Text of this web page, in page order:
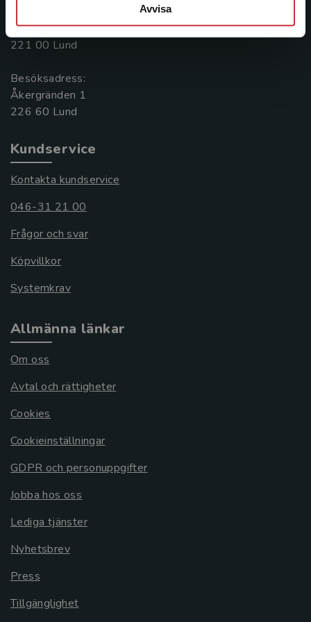
Avvisa
Box 141
221 00 Lund
Besöksadress:
Åkergränden 1
Kundservice
Kontakta kundservice
046-31 21 00
Frågor och svar
Köpvillkor
Systemkrav
Allmänna länkar
Om oss
Avtal och rättigheter
Cookies
Cookieinställningar
GDPR och personuppgifter
Jobba hos oss
Lediga tjänster
Nyhetsbrev
Press
Tillgänglighet